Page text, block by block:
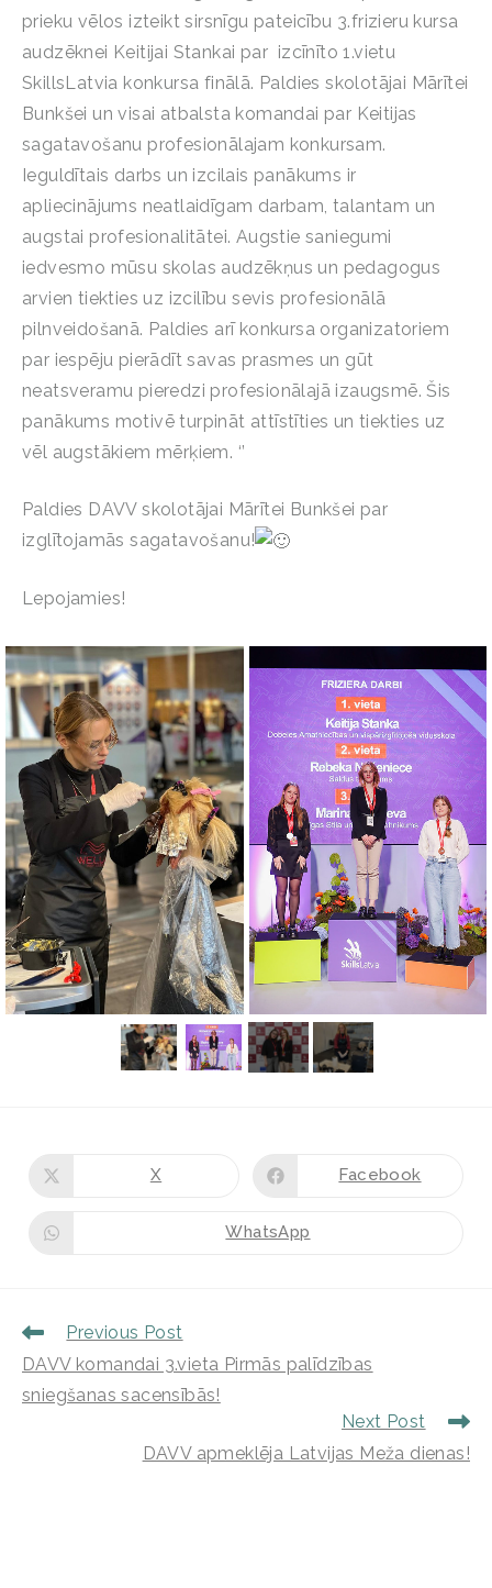
prieku vēlos izteikt sirsnīgu pateicību 3.frizieru kursa
audzēknei Keitijai Stankai par izcīnīto 1.vietu
SkillsLatvia konkursa finālā. Paldies skolotājai Mārītei
Bunkšei un visai atbalsta komandai par Keitijas
sagatavošanu profesionālajam konkursam.
Ieguldītais darbs un izcilais panākums ir
apliecinājums neatlaidīgam darbam, talantam un
augstai profesionalitātei. Augstie saniegumi
iedvesmo mūsu skolas audzēkņus un pedagogus
arvien tiekties uz izcilību sevis profesionālā
pilnveidošanā. Paldies arī konkursa organizatoriem
par iespēju pierādīt savas prasmes un gūt
neatsveramu pieredzi profesionālajā izaugsmē. Šis
panākums motivē turpināt attīstīties un tiekties uz
vēl augstākiem mērķiem. ‘’
Paldies DAVV skolotājai Mārītei Bunkšei par
izglītojamās sagatavošanu!
Lepojamies!
X Facebook
WhatsApp
Previous Post
DAVV komandai 3.vieta Pirmās palīdzības
sniegšanas sacensībās!
Next Post
DAVV apmeklēja Latvijas Meža dienas!